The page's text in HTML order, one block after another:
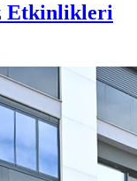
Etkinlikleri